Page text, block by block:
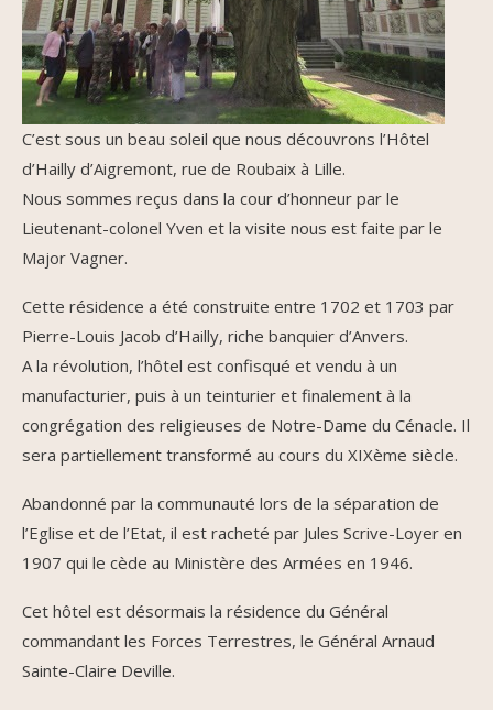
C’est sous un beau soleil que nous découvrons l’Hôtel
d’Hailly d’Aigremont, rue de Roubaix à Lille.
Nous sommes reçus dans la cour d’honneur par le
Lieutenant-colonel Yven et la visite nous est faite par le
Major Vagner.
Cette résidence a été construite entre 1702 et 1703 par
Pierre-Louis Jacob d’Hailly, riche banquier d’Anvers.
A la révolution, l’hôtel est confisqué et vendu à un
manufacturier, puis à un teinturier et finalement à la
congrégation des religieuses de Notre-Dame du Cénacle. Il
sera partiellement transformé au cours du XIXème siècle.
Abandonné par la communauté lors de la séparation de
l’Eglise et de l’Etat, il est racheté par Jules Scrive-Loyer en
1907 qui le cède au Ministère des Armées en 1946.
Cet hôtel est désormais la résidence du Général
commandant les Forces Terrestres, le Général Arnaud
Sainte-Claire Deville.